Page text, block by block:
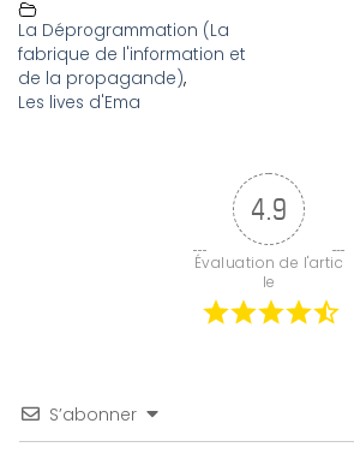
La Déprogrammation (La
fabrique de l'information et
de la propagande),
Les lives d'Ema
4.9
Évaluation de l'artic
le
S’abonner